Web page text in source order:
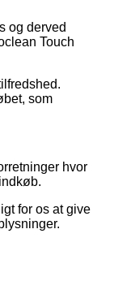
og derved
Touch
som
hvor
for os at give